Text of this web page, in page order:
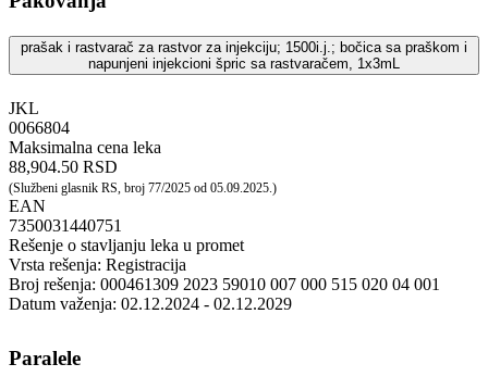
prašak i rastvarač za rastvor za injekciju; 1500i.j.; bočica sa praškom i
napunjeni injekcioni špric sa rastvaračem, 1x3mL
JKL
‍0066804
Maksimalna cena leka
88,904.50 RSD
(Službeni glasnik RS, broj 77/2025 od 05.09.2025.)
EAN
7350031440751
Rešenje o stavljanju leka u promet
Vrsta rešenja: Registracija
Broj rešenja: 000461309 2023 59010 007 000 515 020 04 001
Datum važenja: 02.12.2024 - 02.12.2029
Paralele